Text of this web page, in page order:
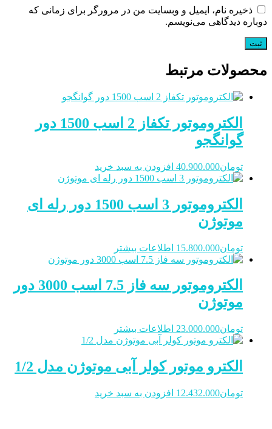
ذخیره نام، ایمیل و وبسایت من در مرورگر برای زمانی که
دوباره دیدگاهی می‌نویسم.
محصولات مرتبط
الکتروموتور تکفاز 2 اسب 1500 دور
گوانگجو
تومان40.900.000 افزودن به سبد خرید
الکتروموتور 3 اسب 1500 دور رله ای
موتوژن
تومان15.800.000 اطلاعات بیشتر
الکتروموتور سه فاز 7.5 اسب 3000 دور
موتوژن
تومان23.000.000 اطلاعات بیشتر
الکترو موتور کولر آبی موتوژن مدل 1/2
تومان12.432.000 افزودن به سبد خرید